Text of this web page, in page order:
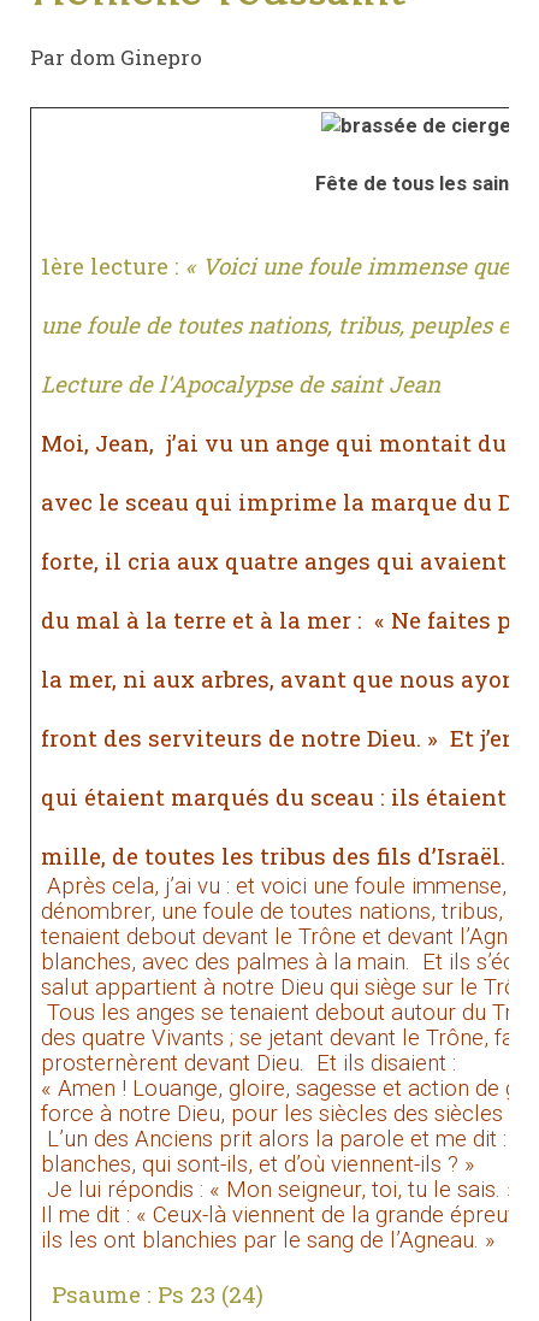
Par dom Ginepro
Fête de tous les saints
1ère lecture : « Voici une foule immense que
une foule de toutes nations, tribus, peuples et
Lecture de l'Apocalypse de saint Jean
Moi, Jean, j’ai vu un ange qui montait du
avec le sceau qui imprime la marque du
forte, il cria aux quatre anges qui avaient
du mal à la terre et à la mer : « Ne faites
la mer, ni aux arbres, avant que nous ayons
front des serviteurs de notre Dieu. » Et
qui étaient marqués du sceau : ils étaient
mille, de toutes les tribus des fils d’Israël.
Après cela, j’ai vu : et voici une foule immense,
dénombrer, une foule de toutes nations, tribus,
tenaient debout devant le Trône et devant
blanches, avec des palmes à la main. Et ils
salut appartient à notre Dieu qui siège sur le Trône
Tous les anges se tenaient debout autour du
des quatre Vivants ; se jetant devant le Trône,
prosternèrent devant Dieu. Et ils disaient :
« Amen ! Louange, gloire, sagesse et action de
force à notre Dieu, pour les siècles des siècles !
L’un des Anciens prit alors la parole et me dit : «
blanches, qui sont-ils, et d’où viennent-ils ? »
Je lui répondis : « Mon seigneur, toi, tu le sais. »
Il me dit : « Ceux-là viennent de la grande
ils les ont blanchies par le sang de l’Agneau. »
Psaume : Ps 23 (24)